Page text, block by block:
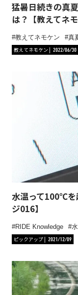
猛暑日続きの真
は？【教えてネ
教えてネモケン 真
教えてネモケン
2022/06/30
水温って100℃を
ジ016】
RIDE Knowledge
ピックアップ
2021/12/09